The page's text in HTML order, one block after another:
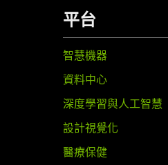
平台
智慧機器
資料中心
深度學習與人工智慧
設計視覺化
醫療保健